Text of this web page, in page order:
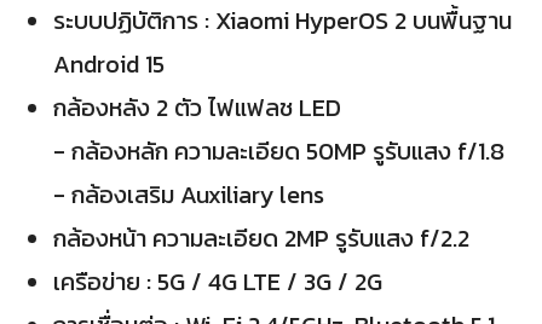
ระบบปฏิบัติการ : Xiaomi HyperOS 2 บนพื้นฐาน
Android 15
กล้องหลัง 2 ตัว ไฟแฟลช LED
- กล้องหลัก ความละเอียด 50MP รูรับแสง f/1.8
- กล้องเสริม Auxiliary lens
กล้องหน้า ความละเอียด 2MP รูรับแสง f/2.2
เครือข่าย : 5G / 4G LTE / 3G / 2G